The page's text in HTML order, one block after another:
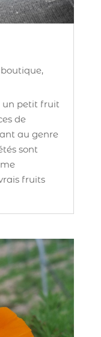
,
un petit fruit
de
au genre
sont
fruits